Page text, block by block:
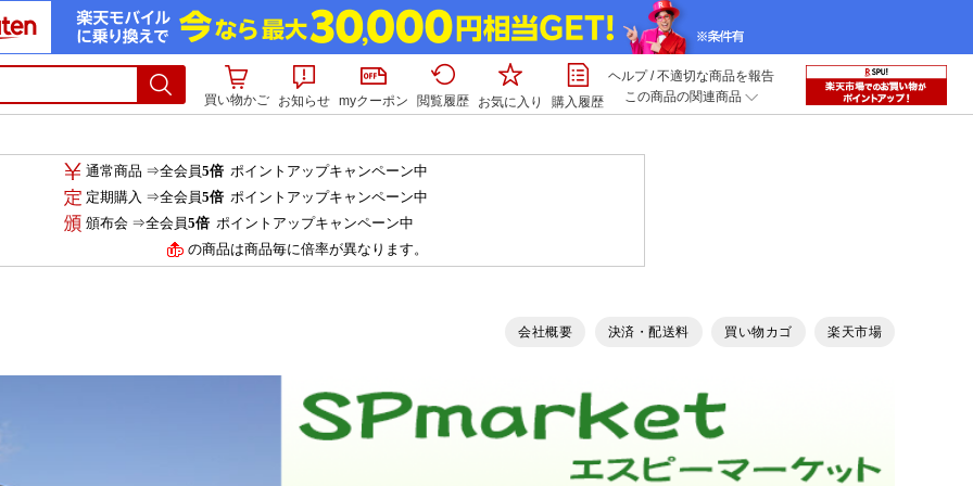
買い物かご お知らせ myクーポン 閲覧履歴 お気に入り 購入履歴
ヘルプ/不適切な商品を報告
この商品の関連商品
通常商品 ⇒全会員5倍ポイントアップキャンペーン中
定期購入 ⇒全会員5倍ポイントアップキャンペーン中
頒布会 ⇒全会員5倍ポイントアップキャンペーン中
の商品は商品毎に倍率が異なります。